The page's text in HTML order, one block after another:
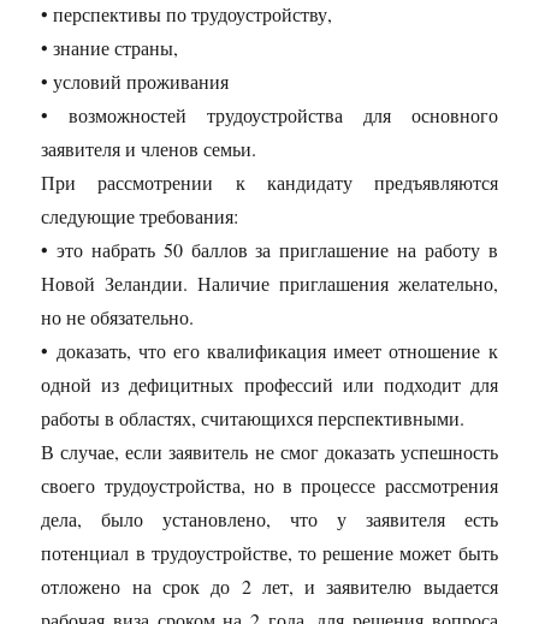
• перспективы по трудоустройству,
• знание страны,
• условий проживания
• возможностей трудоустройства для основного
заявителя и членов семьи.
При рассмотрении к кандидату предъявляются
следующие требования:
• это набрать 50 баллов за приглашение на работу в
Новой Зеландии. Наличие приглашения желательно,
но не обязательно.
• доказать, что его квалификация имеет отношение к
одной из дефицитных профессий или подходит для
работы в областях, считающихся перспективными.
В случае, если заявитель не смог доказать успешность
своего трудоустройства, но в процессе рассмотрения
дела, было установлено, что у заявителя есть
потенциал в трудоустройстве, то решение может быть
отложено на срок до 2 лет, и заявителю выдается